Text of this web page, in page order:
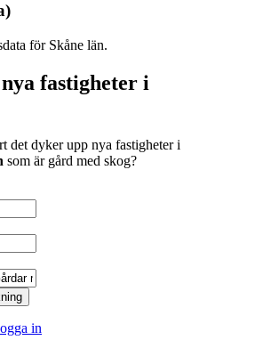
för Skåne län.
fastigheter i
det dyker upp nya fastigheter i
som är gård med skog?
in